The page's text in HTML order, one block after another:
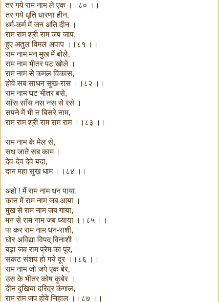
तर गये राम नाम ले एक ।।८० ।।
तर गये धृति धारणा हीन,
धर्म-कर्म में जन अति दीन ।
राम राम श्री राम जप जाप,
हुए अतुल विमल अपाप ।।८१ ।।
राम नाम मन मुख में बोले,
राम नाम भीतर पट खोले ।
राम नाम से कमल विकास,
होवें सब साधन सुख-रास ।।८२ ।।
राम नाम घट भीतर बसे,
साँस साँस नस नस से रसे ।
सपने में भी न बिसरे नाम,
राम राम श्री राम राम राम ।।८३ ।।
राम नाम के मेल से,
सध जाते सब काम ।
देव-देव देवे यदा,
दान महा सुख धाम ।।८४ ।।
अहो ! मैं राम नाम धन पाया,
कान में राम नाम जब आया ।
मुख से राम नाम जब गाया,
मन से राम नाम जब ध्याया ।।८५ ।।
पा कर राम नाम धन-राशी,
घोर अविद्या विपद् विनाशी ।
बढ़ा जब राम प्रेम का पूर,
संकट संशय हो गये दूर ।।८६ ।।
राम नाम जो जपे एक बेर,
उस के भीतर कोष कुबेर ।
दीन दुखिया दरिद्र कंगाल,
राम राम जप होवे निहाल ।।८७ ।।